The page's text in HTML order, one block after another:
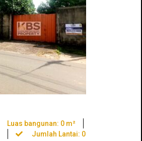
Luas bangunan: 0 m²
Jumlah Lantai: 0